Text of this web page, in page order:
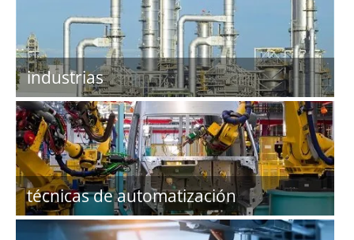
industrias
técnicas de automatización